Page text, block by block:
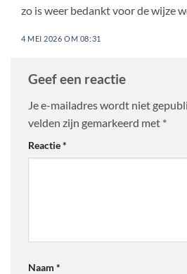
zo is weer bedankt voor de wijze
4 MEI 2026 OM 08:31
Geef een reactie
Je e-mailadres wordt niet
velden zijn gemarkeerd met *
Reactie*
Naam *